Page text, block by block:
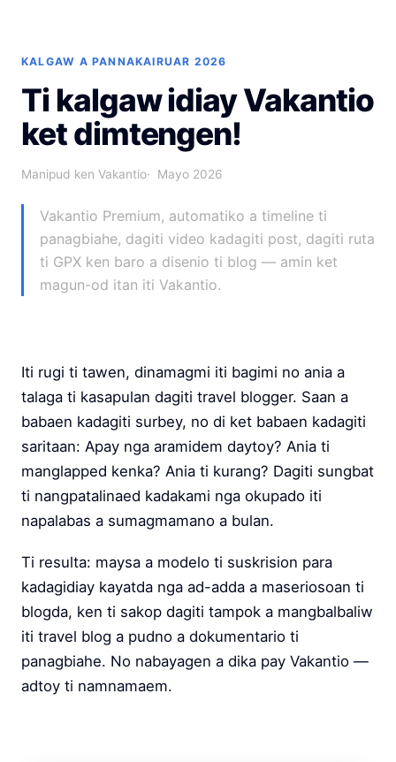
KALGAW A PANNAKAIRUAR 2026
Ti kalgaw idiay Vakantio
ket dimtengen!
Manipud ken Vakantio Mayo 2026
Vakantio Premium, automatiko a timeline ti
panagbiahe, dagiti video kadagiti post, dagiti ruta
ti GPX ken baro a disenio ti blog — amin ket
magun-od itan iti Vakantio.
Iti rugi ti tawen, dinamagmi iti bagimi no ania a
talaga ti kasapulan dagiti travel blogger. Saan a
babaen kadagiti surbey, no di ket babaen kadagiti
saritaan: Apay nga aramidem daytoy? Ania ti
manglapped kenka? Ania ti kurang? Dagiti sungbat
ti nangpatalinaed kadakami nga okupado iti
napalabas a sumagmamano a bulan.
Ti resulta: maysa a modelo ti suskrision para
kadagidiay kayatda nga ad-adda a maseriosoan ti
blogda, ken ti sakop dagiti tampok a mangbalbaliw
iti travel blog a pudno a dokumentario ti
panagbiahe. No nabayagen a dika pay Vakantio —
adtoy ti namnamaem.